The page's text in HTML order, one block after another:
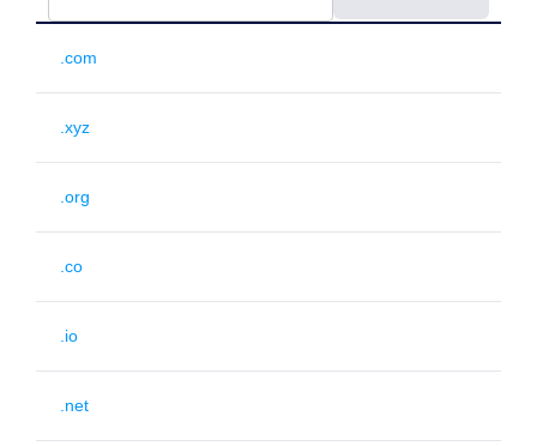
.com
.xyz
.org
.co
.io
.net